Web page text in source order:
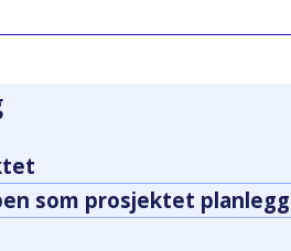
som prosjektet